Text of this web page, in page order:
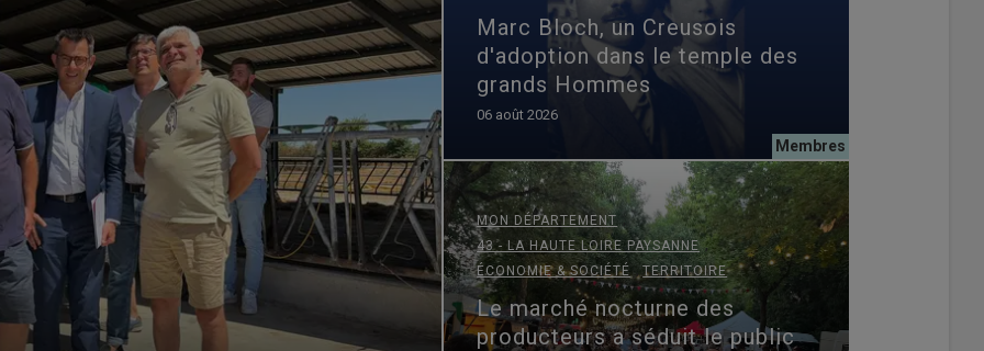
Marc Bloch, un Creusois
d'adoption dans le temple des
grands Hommes
06 août 2026
MON DÉPARTEMENT
43 - LA HAUTE LOIRE PAYSANNE ,
ÉCONOMIE & SOCIÉTÉ ,TERRITOIRE
Le marché nocturne des
producteurs a séduit le public